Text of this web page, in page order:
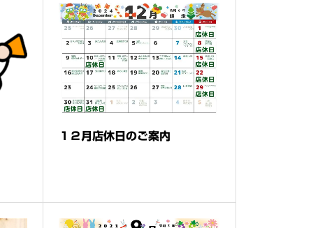
１２月店休日のご案内